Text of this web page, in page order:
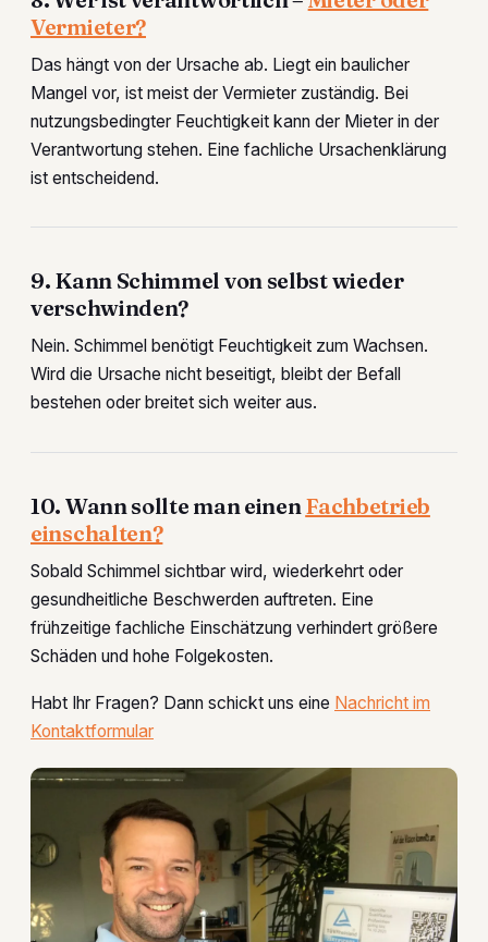
Vermieter?
Das hängt von der Ursache ab. Liegt ein baulicher
Mangel vor, ist meist der Vermieter zuständig. Bei
nutzungsbedingter Feuchtigkeit kann der Mieter in der
Verantwortung stehen. Eine fachliche Ursachenklärung
ist entscheidend.
9. Kann Schimmel von selbst wieder
verschwinden?
Nein. Schimmel benötigt Feuchtigkeit zum Wachsen.
Wird die Ursache nicht beseitigt, bleibt der Befall
bestehen oder breitet sich weiter aus.
10. Wann sollte man einen Fachbetrieb
einschalten?
Sobald Schimmel sichtbar wird, wiederkehrt oder
gesundheitliche Beschwerden auftreten. Eine
frühzeitige fachliche Einschätzung verhindert größere
Schäden und hohe Folgekosten.
Habt Ihr Fragen? Dann schickt uns eine Nachricht im
Kontaktformular